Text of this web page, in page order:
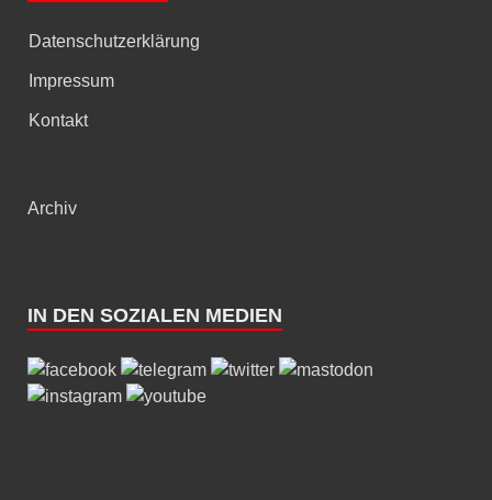
Datenschutzerklärung
Impressum
Kontakt
Archiv
IN DEN SOZIALEN MEDIEN